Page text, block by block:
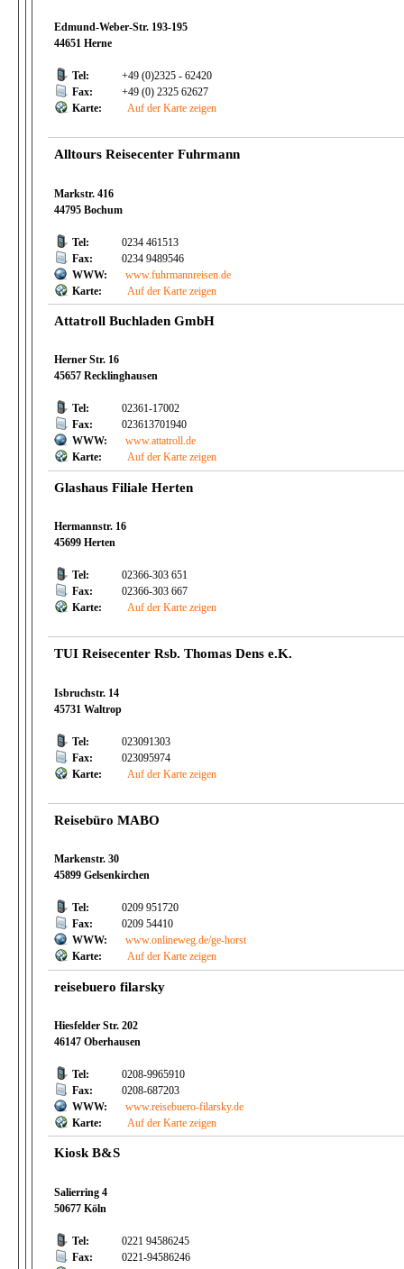
Edmund-Weber-Str. 193-195
44651 Herne
Tel:
+49 (0)2325 - 62420
Fax:
+49 (0) 2325 62627
Karte:
Auf der Karte zeigen
Alltours Reisecenter Fuhrmann
Markstr. 416
44795 Bochum
Tel:
0234 461513
Fax:
0234 9489546
WWW:
www.fuhrmannreisen.de
Karte:
Auf der Karte zeigen
Attatroll Buchladen GmbH
Herner Str. 16
45657 Recklinghausen
Tel:
02361-17002
Fax:
023613701940
WWW:
www.attatroll.de
Karte:
Auf der Karte zeigen
Glashaus Filiale Herten
Hermannstr. 16
45699 Herten
Tel:
02366-303 651
Fax:
02366-303 667
Karte:
Auf der Karte zeigen
TUI Reisecenter Rsb. Thomas Dens e.K.
Isbruchstr. 14
45731 Waltrop
Tel:
023091303
Fax:
023095974
Karte:
Auf der Karte zeigen
Reisebüro MABO
Markenstr. 30
45899 Gelsenkirchen
Tel:
0209 951720
Fax:
0209 54410
WWW:
www.onlineweg.de/ge-horst
Karte:
Auf der Karte zeigen
reisebuero filarsky
Hiesfelder Str. 202
46147 Oberhausen
Tel:
0208-9965910
Fax:
0208-687203
WWW:
www.reisebuero-filarsky.de
Karte:
Auf der Karte zeigen
Kiosk B&S
Salierring 4
50677 Köln
Tel:
0221 94586245
Fax:
0221-94586246